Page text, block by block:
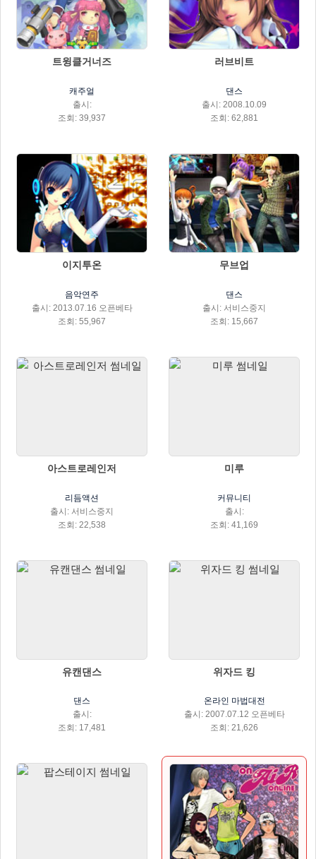
트윙클거너즈
캐주얼
출시:
조회: 39,937
러브비트
댄스
출시: 2008.10.09
조회: 62,881
이지투온
음악연주
출시: 2013.07.16 오픈베타
조회: 55,967
무브업
댄스
출시: 서비스중지
조회: 15,667
아스트로레인저
리듬액션
출시: 서비스중지
조회: 22,538
미루
커뮤니티
출시:
조회: 41,169
유캔댄스
댄스
출시:
조회: 17,481
위자드 킹
온라인 마법대전
출시: 2007.07.12 오픈베타
조회: 21,626